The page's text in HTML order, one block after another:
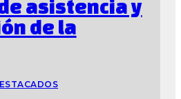
asistencia y
de la